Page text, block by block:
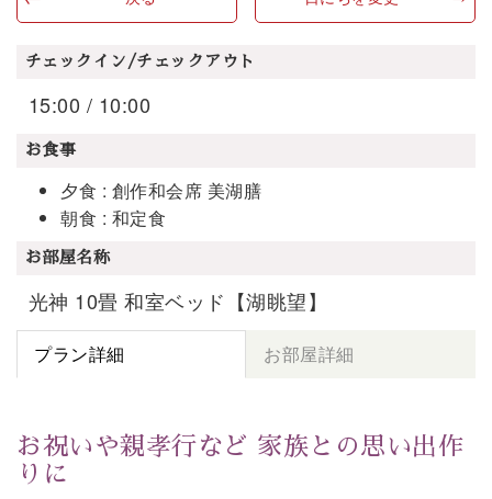
チェックイン/チェックアウト
15:00 / 10:00
お食事
夕食 : 創作和会席 美湖膳
朝食 : 和定食
お部屋名称
光神 10畳 和室ベッド【湖眺望】
プラン詳細 お部屋詳細
お祝いや親孝行など 家族との思い出作
りに